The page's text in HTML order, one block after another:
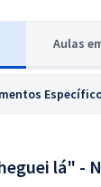
Aulas
lá" -